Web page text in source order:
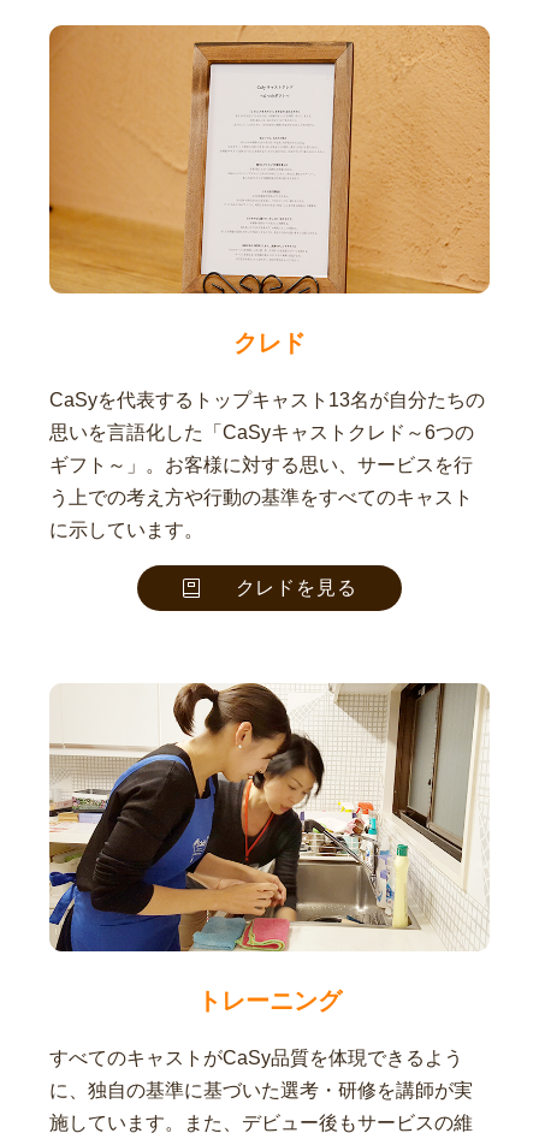
クレド
CaSyを代表するトップキャスト13名が自分たちの
思いを言語化した「CaSyキャストクレド～6つの
ギフト～」。お客様に対する思い、サービスを行
う上での考え方や行動の基準をすべてのキャスト
に示しています。
クレドを見る
トレーニング
すべてのキャストがCaSy品質を体現できるよう
に、独自の基準に基づいた選考・研修を講師が実
施しています。また、デビュー後もサービスの維